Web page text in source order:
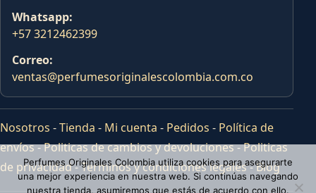
Whatsapp:
+57 3212462399
Correo:
ventas@perfumesoriginalescolombia.com.co
Nosotros -Tienda - Mi cuenta - Pedidos - Política de
envíos-Politicas de cambios y devoluciones-Politicas
de privacidad-Terminos y condiciones legales-Blog
Perfumes Originales Colombia utiliza cookies para asegurarte
una mejor experiencia en nuestra web. Si continúas navegando
nuestra tienda, asumiremos que estás de acuerdo con ello.